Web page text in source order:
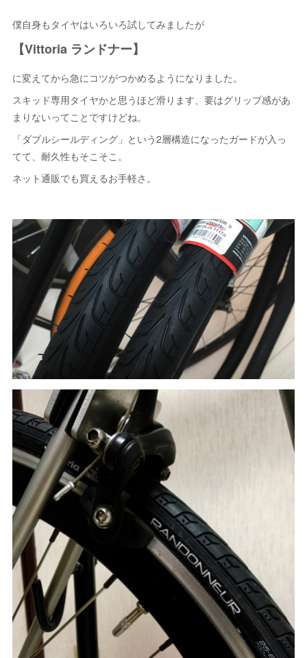
僕自身もタイヤはいろいろ試してみましたが
【Vittoria ランドナー】
に変えてから急にコツがつかめるようになりました。
スキッド専用タイヤかと思うほど滑ります、要はグリップ感があ
まりないってことですけどね。
「ダブルシールディング」という2層構造になったガードが入っ
てて、耐久性もそこそこ。
ネット通販でも買えるお手軽さ。